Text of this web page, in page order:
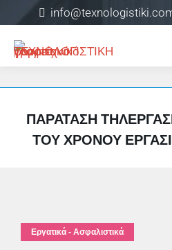
ΠΑΡΆΤΑΣΗ
ΤΟΥ ΧΡΌΝΟΥ
Εργατικά - Ασφαλιστικά